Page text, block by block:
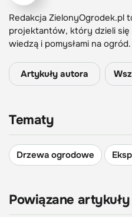
Redakcja ZielonyOgrodek.pl
projektantów, który dzieli
wiedzą i pomysłami na ogród.
Artykuły autora
Tematy
Drzewa ogrodowe
Powiązane artykuły